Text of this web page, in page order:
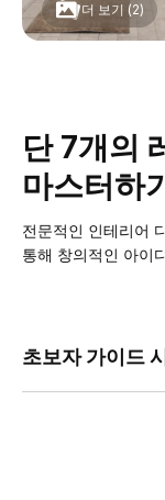
더 보기 (2)
단 7개의
마스터하
전문적인 인테리어
통해 창의적인 아이
초보자 가이드